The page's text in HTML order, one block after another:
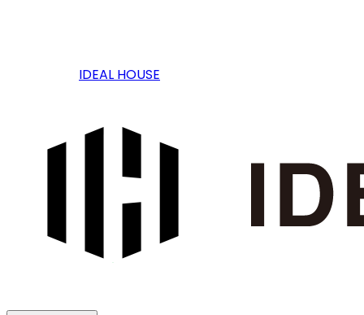
IDEAL HOUSE